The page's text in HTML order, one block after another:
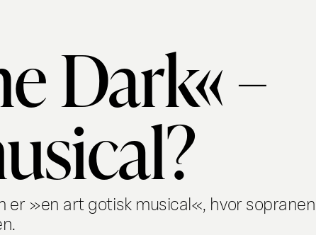
Dark« –
er »en art gotisk musical«, hvor